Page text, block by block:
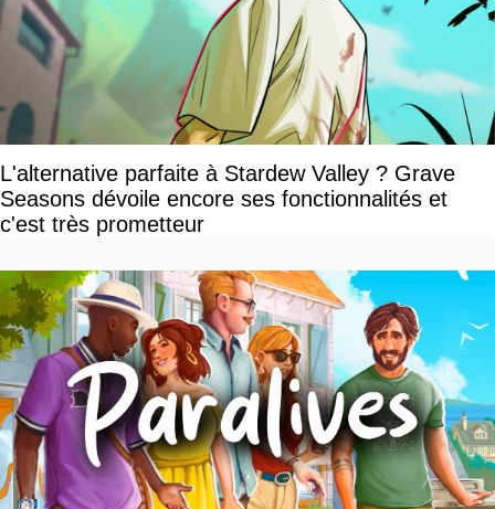
L'alternative parfaite à Stardew Valley ? Grave
Seasons dévoile encore ses fonctionnalités et
c'est très prometteur